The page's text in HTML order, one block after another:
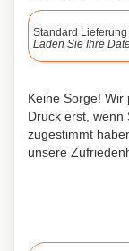
Standard Lieferung
Laden Sie Ihre
Keine Sorge!
Druck erst, wenn
zugestimmt
unsere